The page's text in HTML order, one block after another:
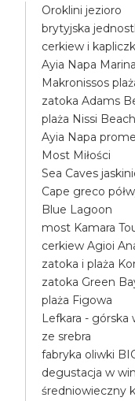
Oroklini jezioro
brytyjska
cerkiew i
Ayia Napa
Makronissos
zatoka Adams
plaża Nissi Beach
Ayia Napa
Most Miłości
Sea Caves
Cape greco
Blue Lagoon
most Kamara
cerkiew Agioi
zatoka i plaża
zatoka Green
plaża Figowa
Lefkara - górska
ze srebra
fabryka oliwki
degustacja w
średniowieczny